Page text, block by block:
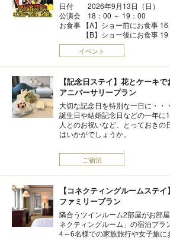
日付 2026年9月13日（日）
公演会 18：00 ～ 19：00
お食事 【A】ショー前にお食事
【B】ショー後にお食事 19
イベント
【記念日ステイ】花とケーキ
アニバーサリープラン
大切な記念日を特別な一日に・・・
誕生日や結婚記念日などの一年に
人とのお祝いなど、とっておきの
はいかがでしょうか。
ご宿泊
【コネクティングルームステ
ファミリープラン
隣合うツインルーム2部屋がお部
ネクティングルーム」の宿泊プラン
4～6名様での家族旅行や女子旅に